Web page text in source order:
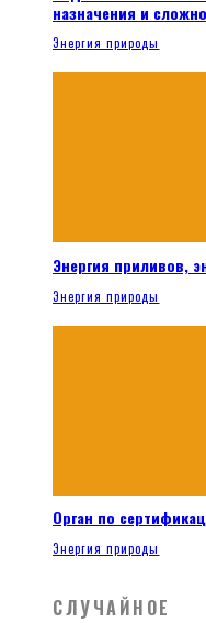
назначения и
Энергия природы
Энергия приливов,
Энергия природы
Орган по
Энергия природы
СЛУЧАЙНОЕ